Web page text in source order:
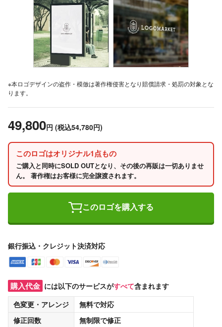
※本ロゴデザインの盗作・模倣は著作権侵害となり賠償請求・処罰の対象とな
ります。
49,800円 (税込54,780円)
このロゴはオリジナル1点もの
ご購入と同時にSOLD OUTとなり、その後の再販は一切ありませ
ん。 著作権はお客様に完全譲渡されます。
このロゴを購入する
銀行振込・クレジット決済対応
購入代金 には以下のサービスがすべて含まれます
色変更・アレンジ
無料で対応
修正回数
無制限で修正